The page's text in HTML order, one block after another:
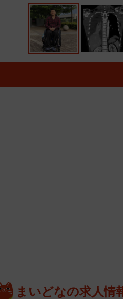
まいどなの求人情